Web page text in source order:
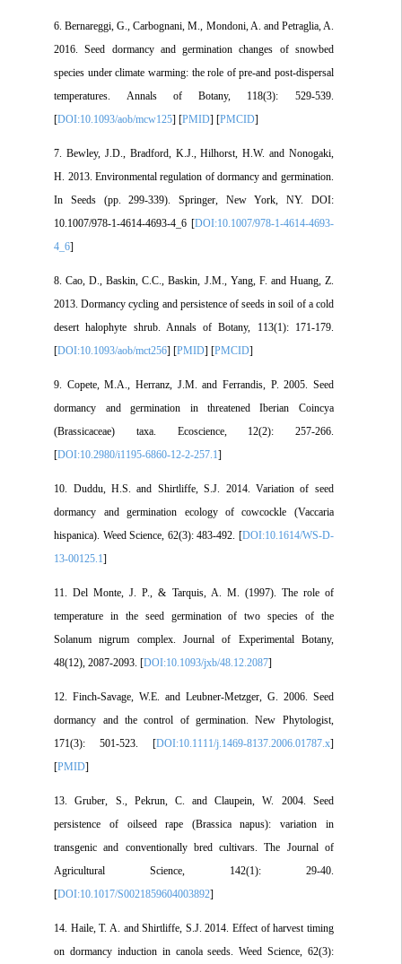
6. Bernareggi, G., Carbognani, M., Mondoni, A. and Petraglia, A.
2016. Seed dormancy and germination changes of snowbed
species under climate warming: the role of pre-and post-dispersal
temperatures. Annals of Botany, 118(3): 529-539.
[DOI:10.1093/aob/mcw125] [PMID] [PMCID
7. Bewley, J.D., Bradford, K.J., Hilhorst, H.W. and Nonogaki,
H. 2013. Environmental regulation of dormancy and germination.
In Seeds (pp. 299-339). Springer, New York, NY. DOI:
10.1007/978-1-4614-4693-4_6 [DOI:10.1007/978-1-4614-4693-
4_6
8. Cao, D., Baskin, C.C., Baskin, J.M., Yang, F. and Huang, Z.
2013. Dormancy cycling and persistence of seeds in soil of a cold
desert halophyte shrub. Annals of Botany, 113(1): 171-179.
[DOI:10.1093/aob/mct256] [PMID] [PMCID
9. Copete, M.A., Herranz, J.M. and Ferrandis, P. 2005. Seed
dormancy and germination in threatened Iberian Coincya
(Brassicaceae) taxa. Ecoscience, 12(2): 257-266.
[DOI:10.2980/i1195-6860-12-2-257.1
10. Duddu, H.S. and Shirtliffe, S.J. 2014. Variation of seed
dormancy and germination ecology of cowcockle (Vaccaria
hispanica). Weed Science, 62(3): 483-492. [DOI:10.1614/WS-D-
13-00125.1
11. Del Monte, J. P., & Tarquis, A. M. (1997). The role of
temperature in the seed germination of two species of the
Solanum nigrum complex. Journal of Experimental Botany,
48(12), 2087-2093. [DOI:10.1093/jxb/48.12.2087
12. Finch‐Savage, W.E. and Leubner‐Metzger, G. 2006. Seed
dormancy and the control of germination. New Phytologist,
171(3): 501-523. [DOI:10.1111/j.1469-8137.2006.01787.x
[PMID
13. Gruber, S., Pekrun, C. and Claupein, W. 2004. Seed
persistence of oilseed rape (Brassica napus): variation in
transgenic and conventionally bred cultivars. The Journal of
Agricultural Science, 142(1): 29-40.
[DOI:10.1017/S0021859604003892
14. Haile, T. A. and Shirtliffe, S.J. 2014. Effect of harvest timing
on dormancy induction in canola seeds. Weed Science, 62(3):